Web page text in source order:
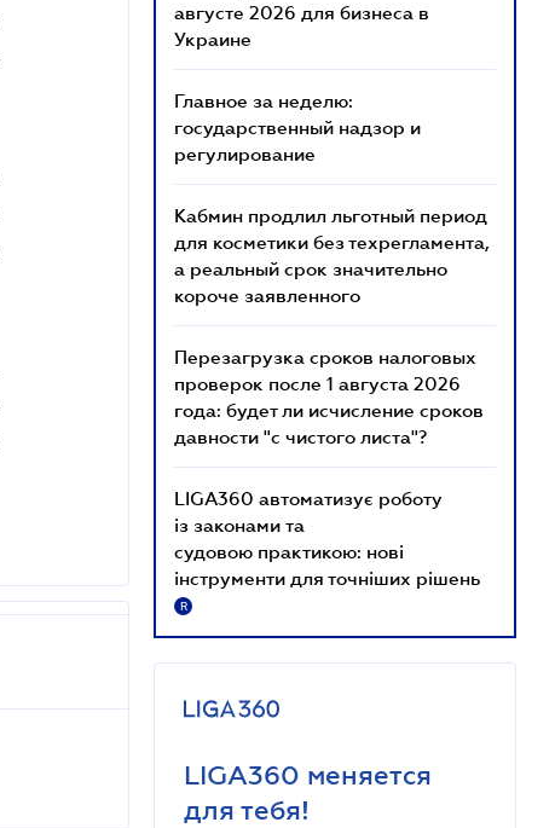
августе 2026 для бизнеса в
Украине
Главное за неделю:
государственный надзор и
регулирование
Кабмин продлил льготный период
для косметики без техрегламента,
а реальный срок значительно
короче заявленного
Перезагрузка сроков налоговых
проверок после 1 августа 2026
года: будет ли исчисление сроков
давности "с чистого листа"?
LIGA360 автоматизує роботу
із законами та
судовою практикою: нові
інструменти для точніших рішень
R
LIGA360 меняется
для тебя!